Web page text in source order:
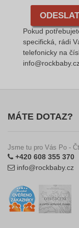
Pokud
specifická, rádi
telefonicky na
MÁTE DOTAZ?
Jsme tu pro Vás Po -
+420 608 355 370
info@rockbaby.cz